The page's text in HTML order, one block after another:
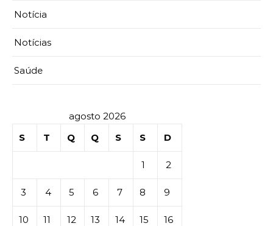
Notícia
Notícias
Saúde
agosto 2026
S
T Q Q S S D
1 2
3 4 5 6 7 8 9
10 11 12 13 14 15 16